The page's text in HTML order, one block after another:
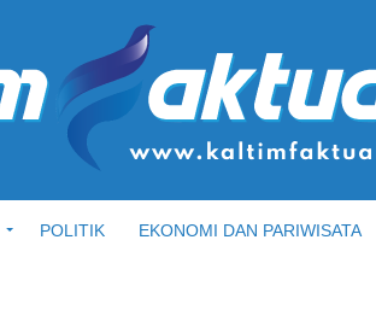
POLITIK EKONOMI DAN PARIWISATA